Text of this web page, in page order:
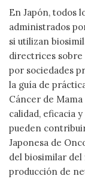
En Japón, todos
administrados
si utilizan
directrices sobre
por sociedades
la guía de
Cáncer de Mama
calidad, eficacia
pueden
Japonesa de
del biosimilar del
producción de